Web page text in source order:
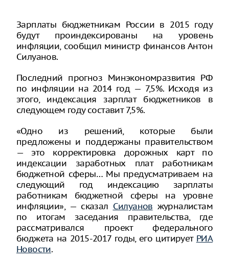
Зарплаты бюджетникам России в 2015 году
будут проиндексированы на уровень
инфляции, сообщил министр финансов Антон
Силуанов.
Последний прогноз Минэкономразвития РФ
по инфляции на 2014 год — 7,5%. Исходя из
этого, индексация зарплат бюджетников в
следующем году составит 7,5%.
«Одно из решений, которые были
предложены и поддержаны правительством
— это корректировка дорожных карт по
индексации заработных плат работникам
бюджетной сферы… Мы предусматриваем на
следующий год индексацию зарплаты
работникам бюджетной сферы на уровне
инфляции», — сказал Силуанов журналистам
по итогам заседания правительства, где
рассматривался проект федерального
бюджета на 2015-2017 годы, его цитирует РИА
Новости.